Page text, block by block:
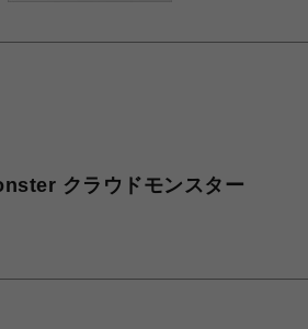
クラウドモンスター